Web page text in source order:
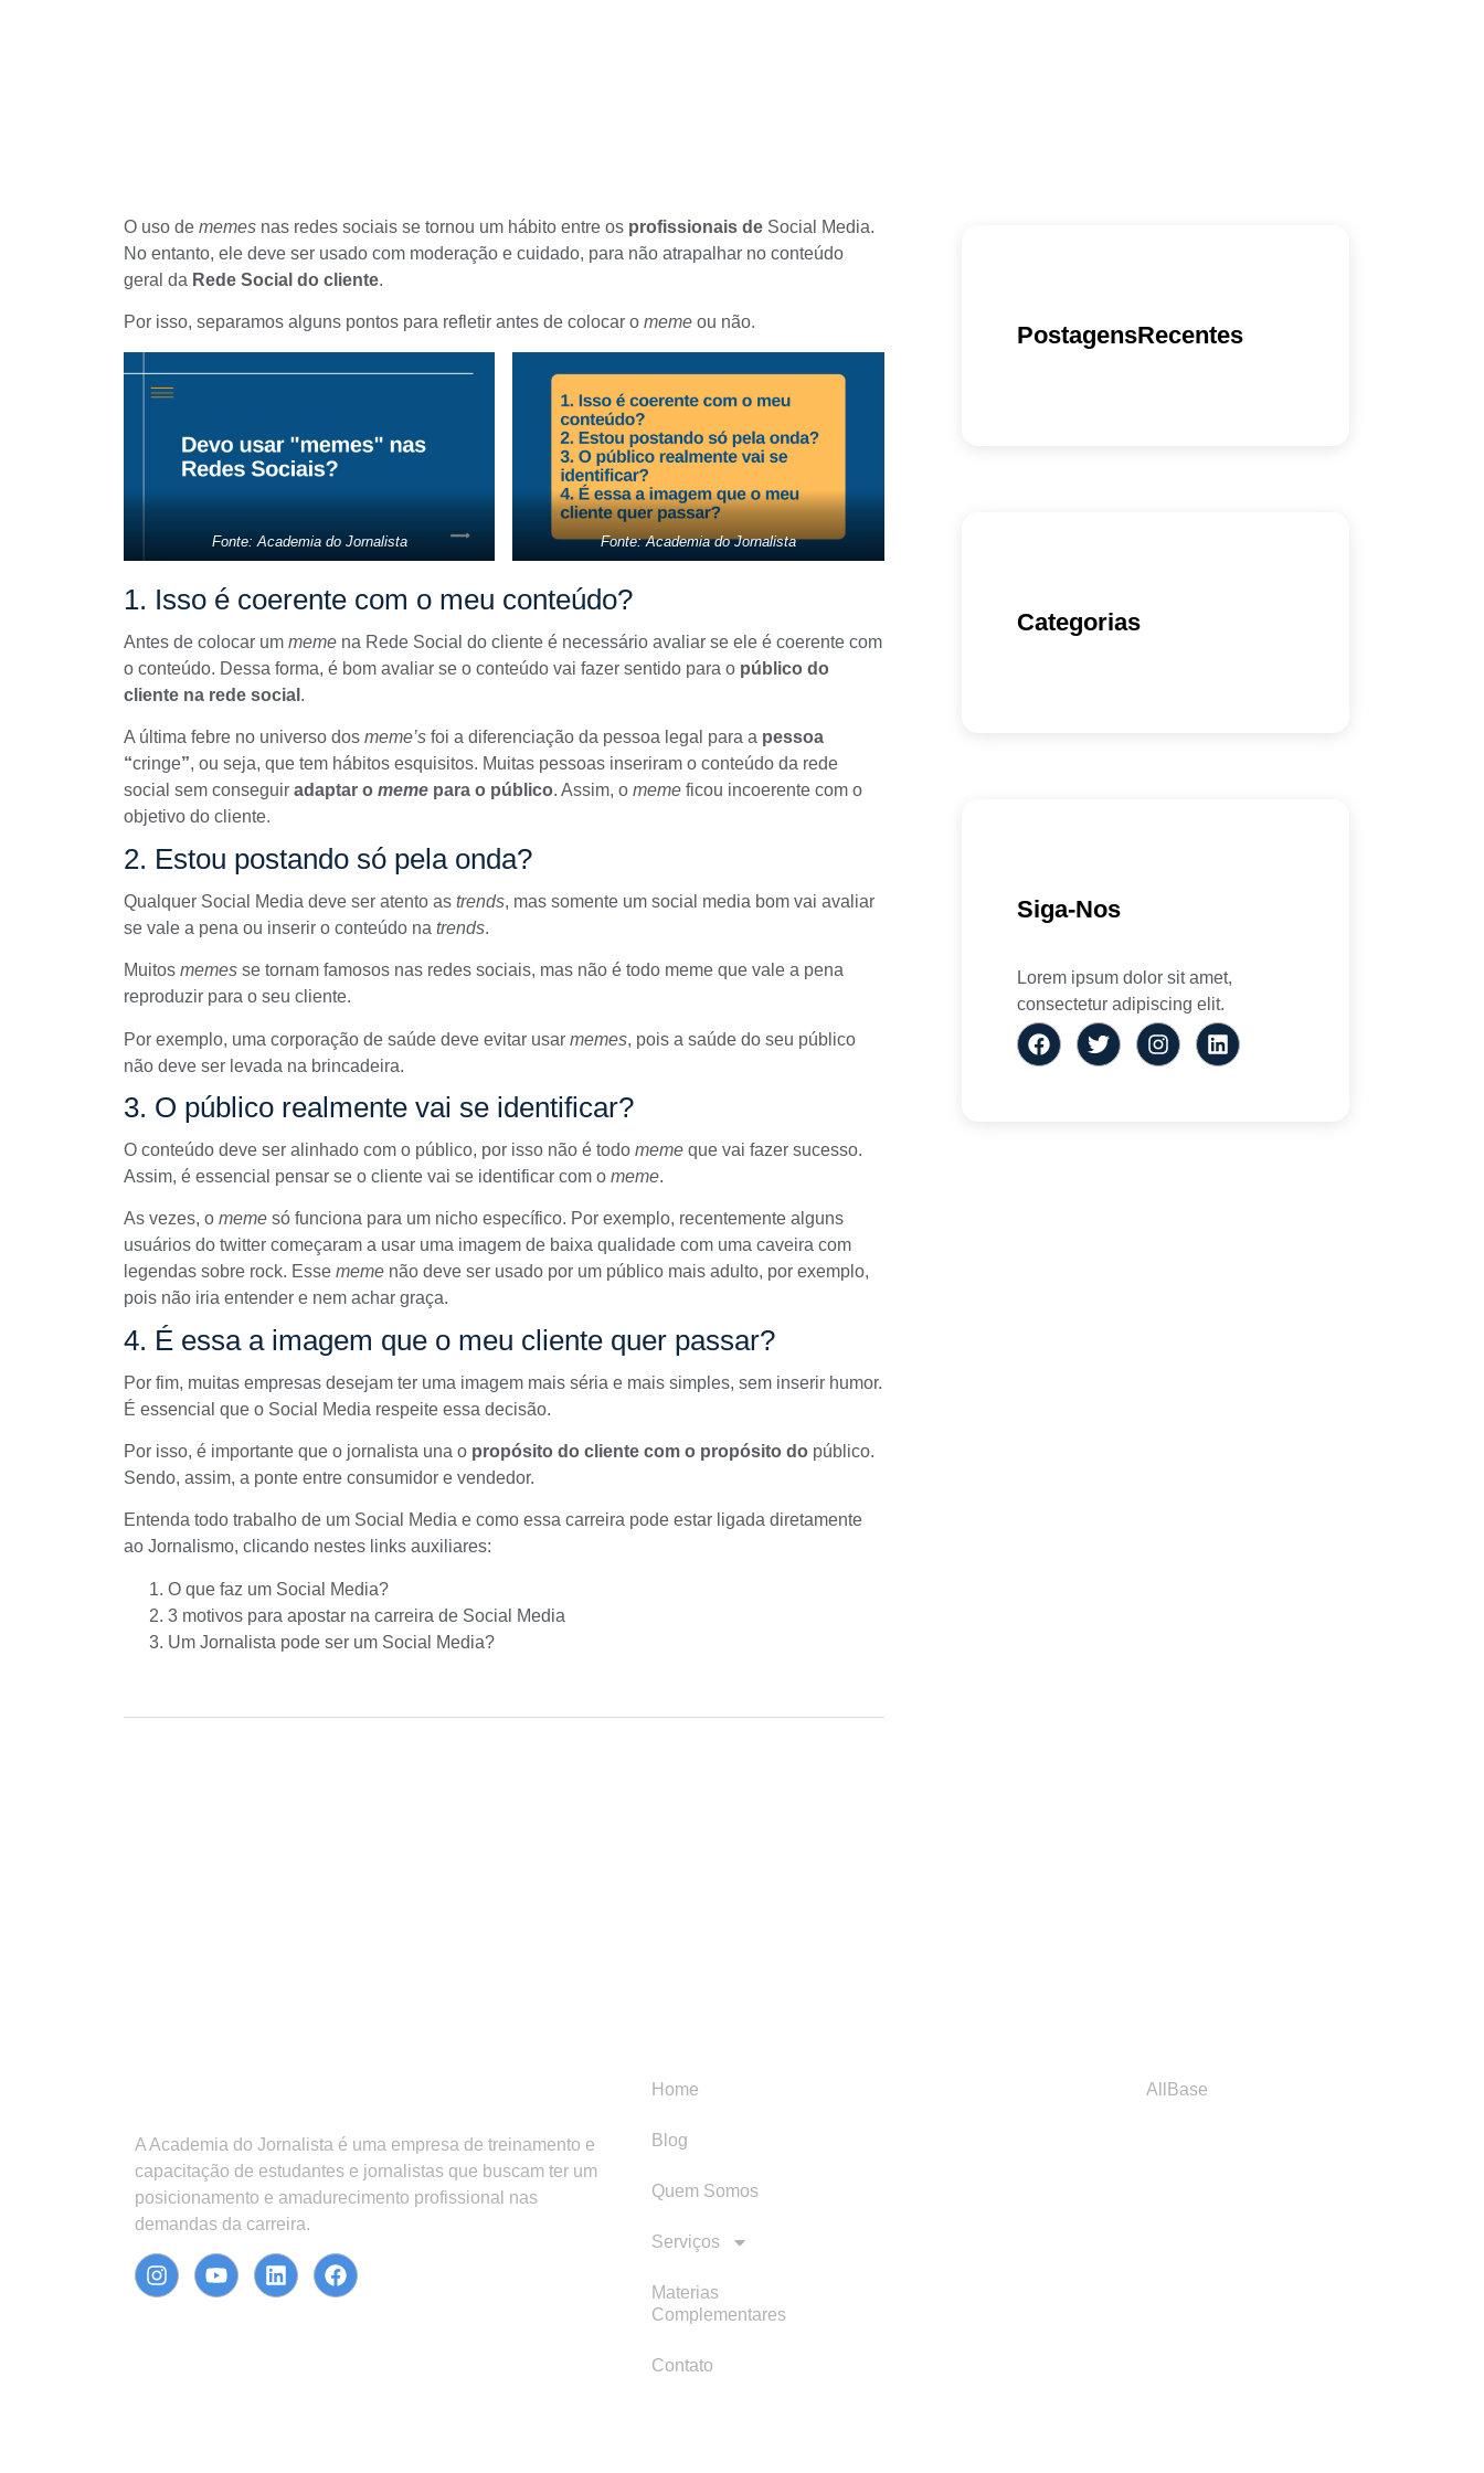
O uso de memes nas redes sociais se tornou um hábito entre os profissionais de Social Media.
No entanto, ele deve ser usado com moderação e cuidado, para não atrapalhar no conteúdo
geral da Rede Social do cliente.
Por isso, separamos alguns pontos para refletir antes de colocar o meme ou não.
Fonte: Academia do Jornalista Fonte: Academia do Jornalista
1. Isso é coerente com o meu conteúdo?
Antes de colocar um meme na Rede Social do cliente é necessário avaliar se ele é coerente com
o conteúdo. Dessa forma, é bom avaliar se o conteúdo vai fazer sentido para o público do
cliente na rede social .
A última febre no universo dos meme’s foi a diferenciação da pessoa legal para a pessoa
“cringe”, ou seja, que tem hábitos esquisitos. Muitas pessoas inseriram o conteúdo da rede
social sem conseguir adaptar o meme para o público. Assim, o meme ficou incoerente com o
objetivo do cliente.
2. Estou postando só pela onda?
Qualquer Social Media deve ser atento as trends, mas somente um social media bom vai avaliar
se vale a pena ou inserir o conteúdo na trends.
Muitos memes se tornam famosos nas redes sociais, mas não é todo meme que vale a pena
reproduzir para o seu cliente.
Por exemplo, uma corporação de saúde deve evitar usar memes, pois a saúde do seu público
não deve ser levada na brincadeira.
3. O público realmente vai se identificar?
O conteúdo deve ser alinhado com o público, por isso não é todo meme que vai fazer sucesso.
Assim, é essencial pensar se o cliente vai se identificar com o meme.
As vezes, o meme só funciona para um nicho específico. Por exemplo, recentemente alguns
usuários do twitter começaram a usar uma imagem de baixa qualidade com uma caveira com
legendas sobre rock. Esse meme não deve ser usado por um público mais adulto, por exemplo,
pois não iria entender e nem achar graça.
4. É essa a imagem que o meu cliente quer passar?
Por fim, muitas empresas desejam ter uma imagem mais séria e mais simples, sem inserir humor.
É essencial que o Social Media respeite essa decisão.
Por isso, é importante que o jornalista una o propósito do cliente com o propósito do público.
Sendo, assim, a ponte entre consumidor e vendedor.
Entenda todo trabalho de um Social Media e como essa carreira pode estar ligada diretamente
ao Jornalismo, clicando nestes links auxiliares:
O que faz um Social Media?
3 motivos para apostar na carreira de Social Media
Um Jornalista pode ser um Social Media?
PostagensRecentes
Categorias
Siga-Nos
Lorem ipsum dolor sit amet,
consectetur adipiscing elit.
A Academia do Jornalista é uma empresa de treinamento e
capacitação de estudantes e jornalistas que buscam ter um
posicionamento e amadurecimento profissional nas
demandas da carreira.
Home
Blog
Quem Somos
Serviços
Materias
Complementares
Contato
AllBase